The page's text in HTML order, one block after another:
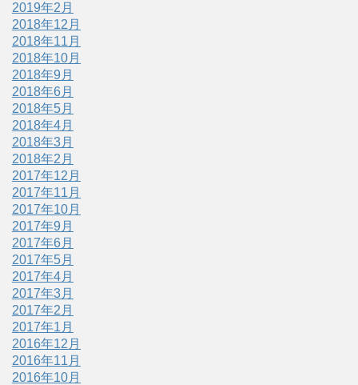
2019年2月
2018年12月
2018年11月
2018年10月
2018年9月
2018年6月
2018年5月
2018年4月
2018年3月
2018年2月
2017年12月
2017年11月
2017年10月
2017年9月
2017年6月
2017年5月
2017年4月
2017年3月
2017年2月
2017年1月
2016年12月
2016年11月
2016年10月